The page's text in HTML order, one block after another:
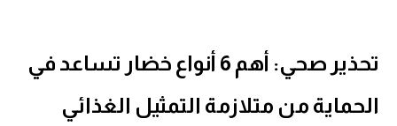
تحذير صحي: أهم 6 أنواع خضار تساعد في
الحماية من متلازمة التمثيل الغذائي